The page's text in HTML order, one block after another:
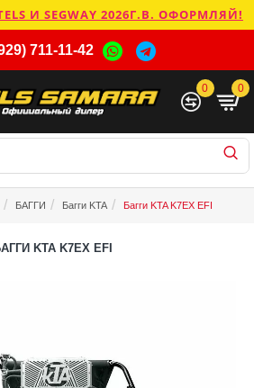
И SEGWAY 2026Г.В. ОФОРМЛЯЙ!
711-11-42
0 0
БАГГИ Багги KTA Багги KTA K7EX EFI
KTA K7EX EFI